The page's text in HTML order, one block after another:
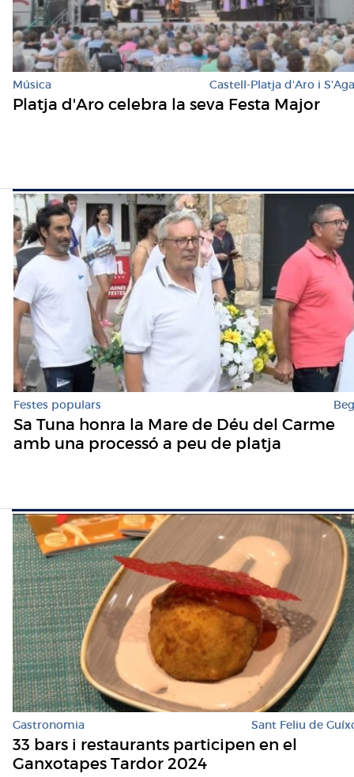
Música Castell-Platja d'Aro i
Platja d'Aro celebra la seva Festa Major
Festes populars
Sa Tuna honra la Mare de Déu del Carme
amb una processó a peu de platja
Gastronomia Sant Feliu de
33 bars i restaurants participen en el
Ganxotapes Tardor 2024